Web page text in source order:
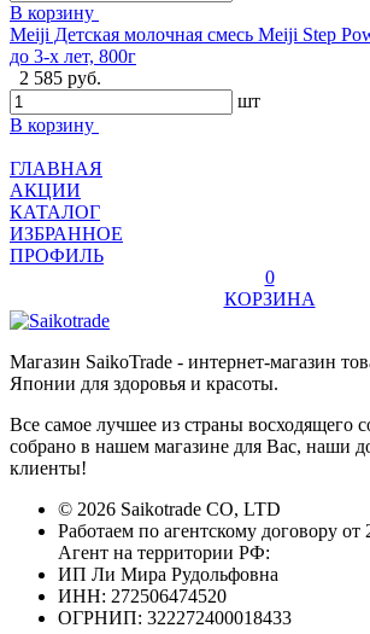
В корзину
Meiji Детская молочная смесь Meiji Step
до 3-х лет, 800г
2 585 руб.
шт
В корзину
ГЛАВНАЯ
АКЦИИ
КАТАЛОГ
ИЗБРАННОЕ
ПРОФИЛЬ
0
КОРЗИНА
Магазин SaikoTrade - интернет-магазин
Японии для здоровья и красоты.
Все самое лучшее из страны восходящего
собрано в нашем магазине для Вас, наши
клиенты!
© 2026 Saikotrade CO, LTD
Работаем по агентскому договору от
Агент на территории РФ:
ИП Ли Мира Рудольфовна
ИНН: 272506474520
ОГРНИП: 322272400018433